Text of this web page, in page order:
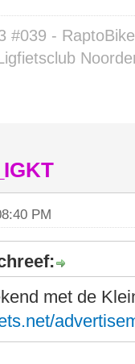
#039 -
PM
met de